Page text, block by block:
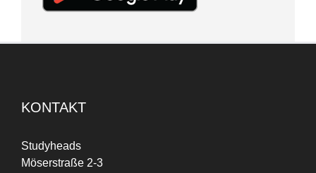
KONTAKT
Studyheads
Möserstraße 2-3